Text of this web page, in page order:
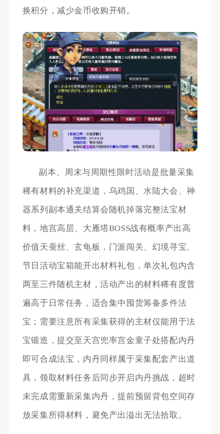
换积分，减少金币收购开销。
副本、周末与周期性限时活动是批量采集
稀有材料的补充渠道，乌鸡国、水陆大会、神
器系列副本通关结算会随机掉落完整法宝材
料，地宫高层、大雁塔BOSS战有概率产出高
价值天蚕丝、玄龟板，门派闯关、幻境寻宝、
节日活动宝箱能开出材料礼包，单次礼包内含
两至三件随机主材，活动产出的材料稀有度普
遍高于日常任务，适合集中囤货筹备多件法
宝；需要注意所有采集获得的主材仅能用于法
宝锻造，提交至天宫兜率宫金童子处搭配内丹
即可合成法宝，内丹同样属于采集配套产出道
具，领取材料任务后同步开启内丹挑战，超时
未完成需重新采集内丹，提前预留背包空间存
放采集所得材料，避免产出溢出无法拾取。